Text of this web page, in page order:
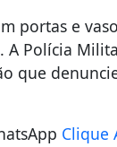
portas e
Polícia
que
Clique